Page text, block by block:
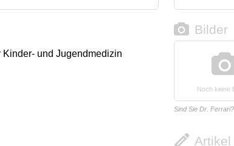
Kinder- und Jugendmedizin
Bilder
Noch keine
Sind Sie Dr. Ferrari?